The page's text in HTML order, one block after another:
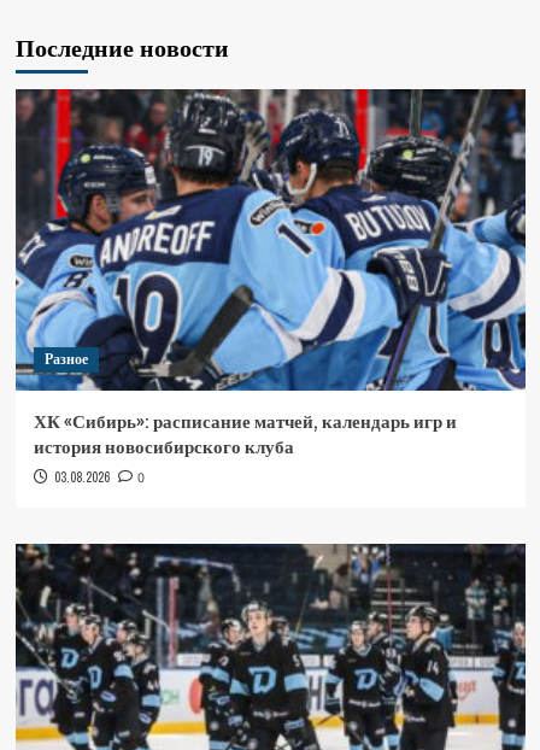
Последние новости
Разное
ХК «Сибирь»: расписание матчей, календарь игр и
история новосибирского клуба
03.08.2026 0